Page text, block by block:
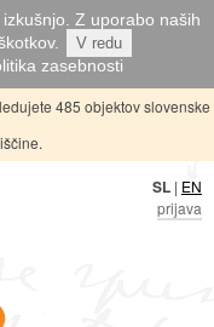
Z uporabo naših
V redu
zasebnosti
485 objektov slovenske
SL | EN
prijava